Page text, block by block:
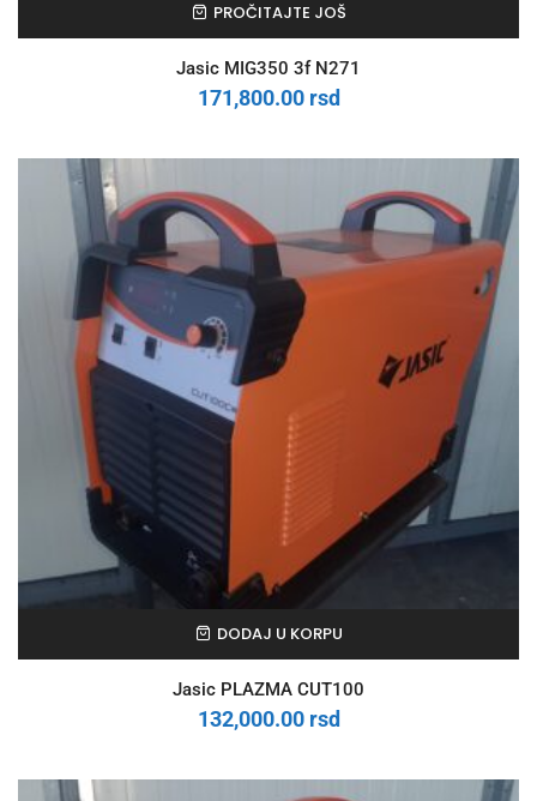
PROČITAJTE JOŠ
Jasic MIG350 3f N271
171,800.00 rsd
DODAJ U KORPU
Jasic PLAZMA CUT100
132,000.00 rsd